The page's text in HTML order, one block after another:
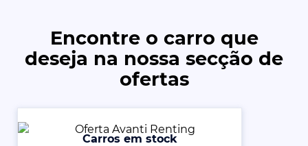
Encontre o carro que
deseja na nossa secção de
ofertas
Carros em stock